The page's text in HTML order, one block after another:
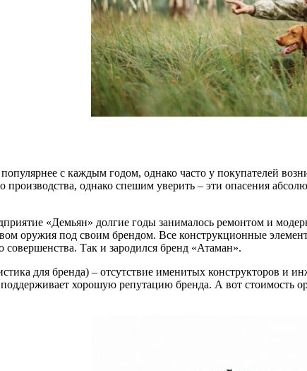
с каждым годом, однако часто у покупателей
производства, однако спешим уверить – эти опасения
«Демьян» долгие годы занималось ремонтом и
оружия под своим брендом. Все конструкционные
совершенства. Так и зародился бренд «Атаман».
для бренда) – отсутствие именитых конструкторов
хорошую репутацию бренда. А вот стоимость